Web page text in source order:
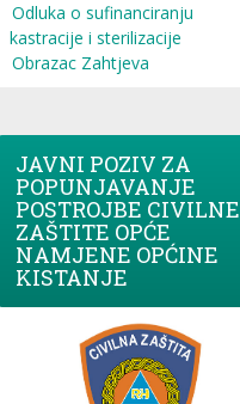
Odluka o sufinanciranju
kastracije i sterilizacije
Obrazac Zahtjeva
JAVNI POZIV ZA
POPUNJAVANJE
POSTROJBE CIVILNE
ZAŠTITE OPĆE
NAMJENE OPĆINE
KISTANJE